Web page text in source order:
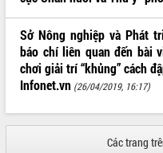
QUY HOẠCH - KẾ HOẠCH
Sở Nông nghiệp và Phát
báo chí liên quan đến bài
chơi giải trí “khủng” cách
Infonet.vn (26/04/2019, 16:17)
Các trang